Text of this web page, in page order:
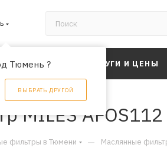
Тюмень ?
ВЫБРАТЬ ДРУГОЙ
УСЛУГИ И ЦЕНЫ
MILES AFOS112
фильтры в Тюмени — Маслянные